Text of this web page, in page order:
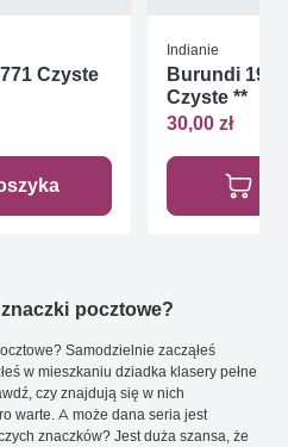
Czyste
Indianie
Burundi
Czyste **
30,00 zł
pocztowe?
Samodzielnie zacząłeś
w mieszkaniu dziadka klasery pełne
czy znajdują się w nich
warte. A może dana seria jest
znaczków? Jest duża szansa, że